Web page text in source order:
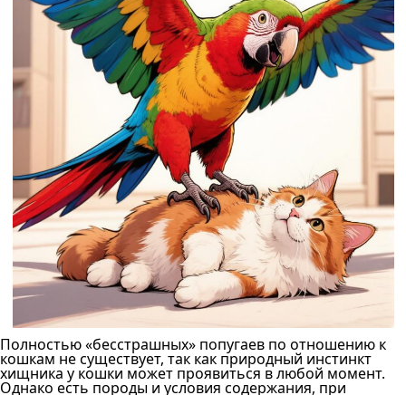
Полностью «бесстрашных» попугаев по отношению к
кошкам не существует, так как природный инстинкт
хищника у кошки может проявиться в любой момент.
Однако есть породы и условия содержания, при